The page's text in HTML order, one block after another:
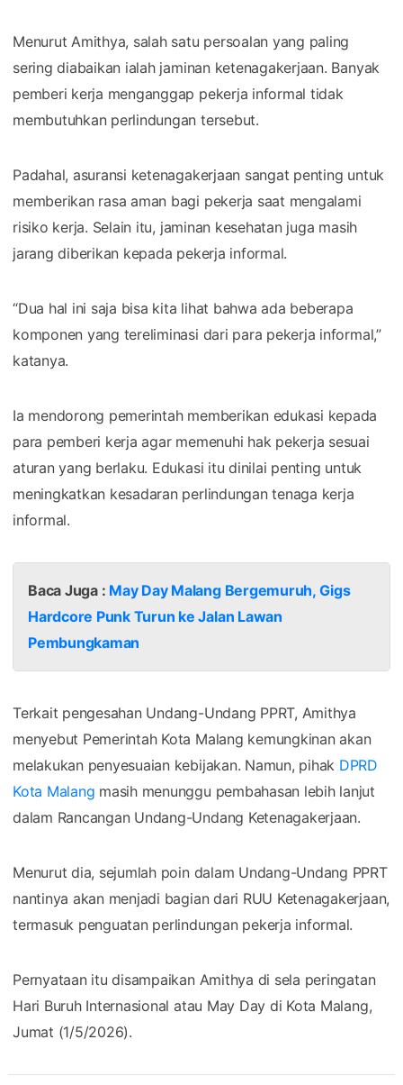
Menurut Amithya, salah satu persoalan yang paling
sering diabaikan ialah jaminan ketenagakerjaan. Banyak
pemberi kerja menganggap pekerja informal tidak
membutuhkan perlindungan tersebut.
Padahal, asuransi ketenagakerjaan sangat penting untuk
memberikan rasa aman bagi pekerja saat mengalami
risiko kerja. Selain itu, jaminan kesehatan juga masih
jarang diberikan kepada pekerja informal.
“Dua hal ini saja bisa kita lihat bahwa ada beberapa
komponen yang tereliminasi dari para pekerja informal,”
katanya.
Ia mendorong pemerintah memberikan edukasi kepada
para pemberi kerja agar memenuhi hak pekerja sesuai
aturan yang berlaku. Edukasi itu dinilai penting untuk
meningkatkan kesadaran perlindungan tenaga kerja
informal.
Baca Juga : May Day Malang Bergemuruh, Gigs
Hardcore Punk Turun ke Jalan Lawan
Pembungkaman
Terkait pengesahan Undang-Undang PPRT, Amithya
menyebut Pemerintah Kota Malang kemungkinan akan
melakukan penyesuaian kebijakan. Namun, pihak DPRD
Kota Malang masih menunggu pembahasan lebih lanjut
dalam Rancangan Undang-Undang Ketenagakerjaan.
Menurut dia, sejumlah poin dalam Undang-Undang PPRT
nantinya akan menjadi bagian dari RUU Ketenagakerjaan,
termasuk penguatan perlindungan pekerja informal.
Pernyataan itu disampaikan Amithya di sela peringatan
Hari Buruh Internasional atau May Day di Kota Malang,
Jumat (1/5/2026).